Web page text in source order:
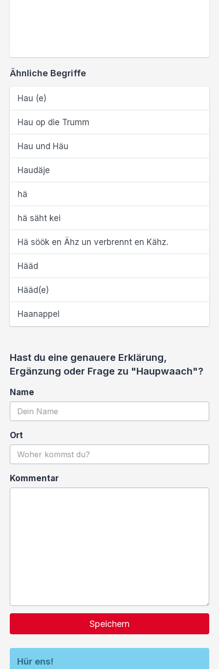
Ähnliche Begriffe
Hau (e)
Hau op die Trumm
Hau und Häu
Haudäje
hä
hä säht kei
Hä söök en Ähz un verbrennt en Kähz.
Hääd
Hääd(e)
Haanappel
Hast du eine genauere Erklärung,
Ergänzung oder Frage zu "Haupwaach"?
Name
Ort
Kommentar
Speichern
Hür ens!